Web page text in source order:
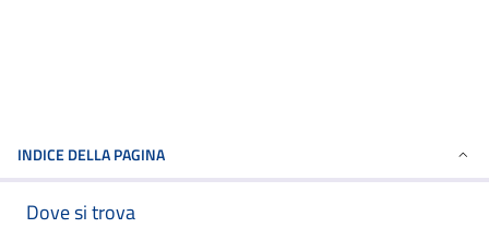
INDICE DELLA PAGINA
Dove si trova